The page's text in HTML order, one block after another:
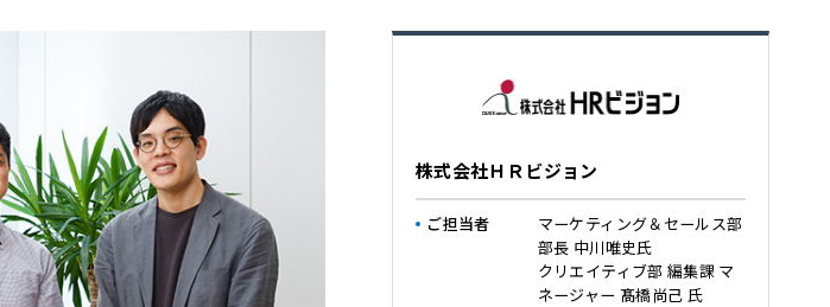
株式会社ＨＲビジョン
ご担当者
マーケティング＆セールス部
部長 中川唯史氏
クリエイティブ部 編集課 マ
ネージャー 髙橋尚己 氏